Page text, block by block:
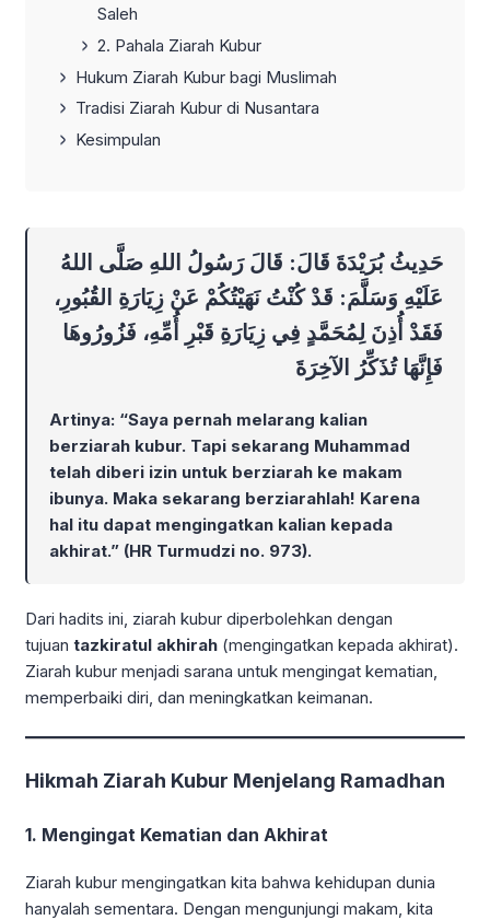
Saleh
2. Pahala Ziarah Kubur
Hukum Ziarah Kubur bagi Muslimah
Tradisi Ziarah Kubur di Nusantara
Kesimpulan
حَدِيثُ بُرَيْدَةَ قَالَ: قَالَ رَسُولُ اللهِ صَلَّى اللهُ
عَلَيْهِ وَسَلَّمَ: قَدْ كُنْتُ نَهَيْتُكُمْ عَنْ زِيَارَةِ القُبُورِ،
فَقَدْ أُذِنَ لِمُحَمَّدٍ فِي زِيَارَةِ قَبْرِ أُمِّهِ، فَزُورُوهَا
فَإِنَّهَا تُذَكِّرُ الآخِرَةَ
Artinya: “Saya pernah melarang kalian
berziarah kubur. Tapi sekarang Muhammad
telah diberi izin untuk berziarah ke makam
ibunya. Maka sekarang berziarahlah! Karena
hal itu dapat mengingatkan kalian kepada
akhirat.” (HR Turmudzi no. 973).
Dari hadits ini, ziarah kubur diperbolehkan dengan
tujuan tazkiratul akhirah (mengingatkan kepada akhirat).
Ziarah kubur menjadi sarana untuk mengingat kematian,
memperbaiki diri, dan meningkatkan keimanan.
Hikmah Ziarah Kubur Menjelang Ramadhan
1. Mengingat Kematian dan Akhirat
Ziarah kubur mengingatkan kita bahwa kehidupan dunia
hanyalah sementara. Dengan mengunjungi makam, kita